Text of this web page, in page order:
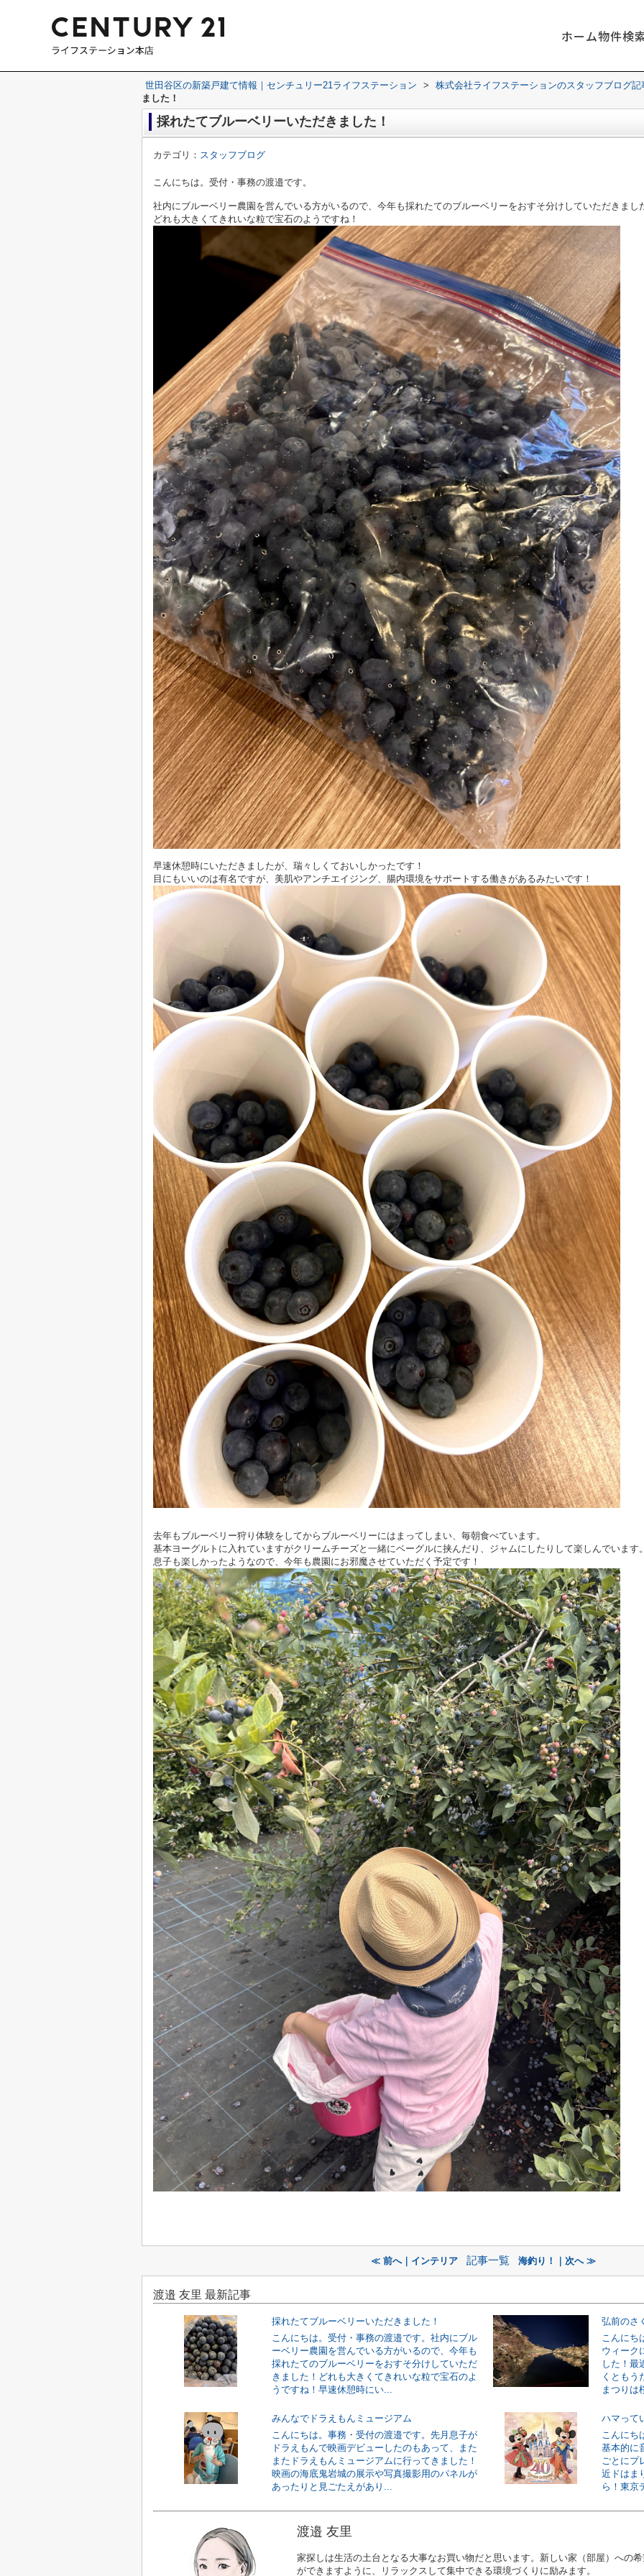
ホーム物件検
世田谷区の新築戸建て情報｜センチュリー21ライフステーション >
株式会社ライフステーションのスタッフブログ記
ました！
採れたてブルーベリーいただきました！
カテゴリ： スタッフブログ
こんにちは。受付・事務の渡邉です。
社内にブルーベリー農園を営んでいる方がいるので、今年も採れたてのブルーベリーをおすそ分けしていただきまし
どれも大きくてきれいな粒で宝石のようですね！
早速休憩時にいただきましたが、瑞々しくておいしかったです！
目にもいいのは有名ですが、美肌やアンチエイジング、腸内環境をサポートする働きがあるみたいです！
去年もブルーベリー狩り体験をしてからブルーベリーにはまってしまい、毎朝食べています。
基本ヨーグルトに入れていますがクリームチーズと一緒にベーグルに挟んだり、ジャムにしたりして楽しんでいます
息子も楽しかったようなので、今年も農園にお邪魔させていただく予定です！
≪ 前へ｜インテリア 記事一覧 海釣り！｜次へ ≫
渡邉 友里 最新記事
採れたてブルーベリーいただきました！
こんにちは。受付・事務の渡邉です。社内にブル
ーベリー農園を営んでいる方がいるので、今年も
採れたてのブルーベリーをおすそ分けしていただ
きました！どれも大きくてきれいな粒で宝石のよ
うですね！早速休憩時にい...
弘前のさ
こんにち
ウィーク
した！最
くともう
まつりは
みんなでドラえもんミュージアム
こんにちは。事務・受付の渡邉です。先月息子が
ドラえもんで映画デビューしたのもあって、また
またドラえもんミュージアムに行ってきました！
映画の海底鬼岩城の展示や写真撮影用のパネルが
あったりと見ごたえがあり...
ハマって
こんにち
基本的に
ごとにプ
近ドはま
ら！東京
渡邉 友里
家探しは生活の土台となる大事なお買い物だと思います。新しい家（部屋）への
ができますように、リラックスして集中できる環境づくりに励みます。